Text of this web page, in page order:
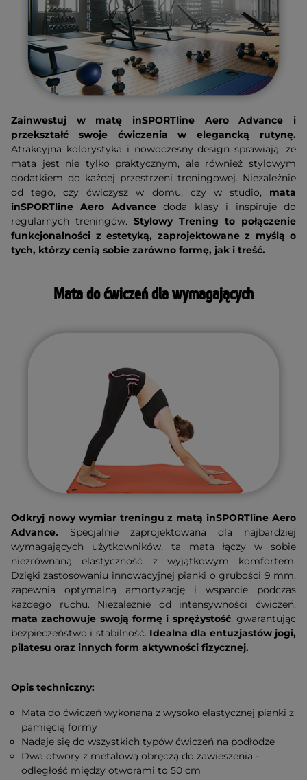
Zainwestuj w matę inSPORTline Aero Advance i
przekształć swoje ćwiczenia w elegancką rutynę.
Atrakcyjna kolorystyka i nowoczesny design sprawiają, że
mata jest nie tylko praktycznym, ale również stylowym
dodatkiem do każdej przestrzeni treningowej. Niezależnie
od tego, czy ćwiczysz w domu, czy w studio, mata
inSPORTline Aero Advancedoda klasy i inspiruje do
regularnych treningów. Stylowy Trening to połączenie
funkcjonalności z estetyką, zaprojektowane z myślą o
tych, którzy cenią sobie zarówno formę, jak i treść.
Mata do ćwiczeń dla wymagających
Odkryj nowy wymiar treningu z matą inSPORTline Aero
Advance. Specjalnie zaprojektowana dla najbardziej
wymagających użytkowników, ta mata łączy w sobie
niezrównaną elastyczność z wyjątkowym komfortem.
Dzięki zastosowaniu innowacyjnej pianki o grubości 9 mm,
zapewnia optymalną amortyzację i wsparcie podczas
każdego ruchu. Niezależnie od intensywności ćwiczeń,
mata zachowuje swoją formę i sprężystość, gwarantując
bezpieczeństwo i stabilność. Idealna dla entuzjastów jogi,
pilatesu oraz innych form aktywności fizycznej.
Opis techniczny:
Mata do ćwiczeń wykonana z wysoko elastycznej pianki z
pamięcią formy
Nadaje się do wszystkich typów ćwiczeń na podłodze
Dwa otwory z metalową obręczą do zawieszenia -
odległość między otworami to 50 cm